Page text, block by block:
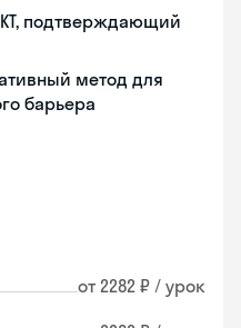
подтверждающий
метод для
барьера
от 2282 ₽ / урок